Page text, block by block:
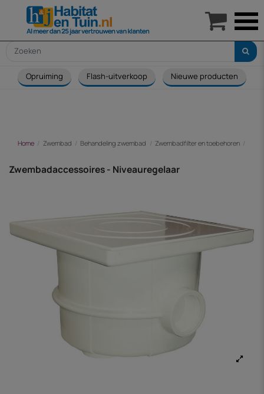
Opruiming Flash-uitverkoop Nieuwe producten
Home Zwembad Behandeling zwembad Zwembadfilter en toebehoren
Zwembadaccessoires - Niveauregelaar
